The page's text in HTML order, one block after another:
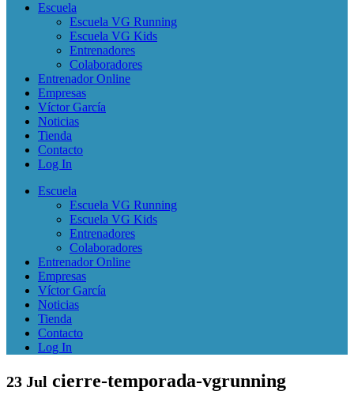
Escuela
Escuela VG Running
Escuela VG Kids
Entrenadores
Colaboradores
Entrenador Online
Empresas
Víctor García
Noticias
Tienda
Contacto
Log In
Escuela
Escuela VG Running
Escuela VG Kids
Entrenadores
Colaboradores
Entrenador Online
Empresas
Víctor García
Noticias
Tienda
Contacto
Log In
23 Jul cierre-temporada-vgrunning